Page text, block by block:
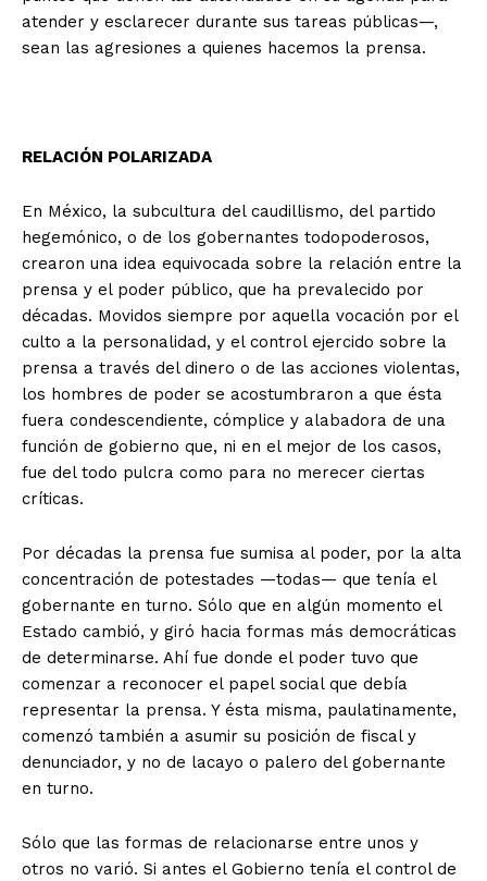
+ Todas las formas de lucha, potencialmente enlazadas
atender y esclarecer durante sus tareas públicas—,
sean las agresiones a quienes hacemos la prensa.
RELACIÓN POLARIZADA
En México, la subcultura del caudillismo, del partido
hegemónico, o de los gobernantes todopoderosos,
crearon una idea equivocada sobre la relación entre la
prensa y el poder público, que ha prevalecido por
décadas. Movidos siempre por aquella vocación por el
culto a la personalidad, y el control ejercido sobre la
prensa a través del dinero o de las acciones violentas,
los hombres de poder se acostumbraron a que ésta
fuera condescendiente, cómplice y alabadora de una
función de gobierno que, ni en el mejor de los casos,
fue del todo pulcra como para no merecer ciertas
críticas.
Por décadas la prensa fue sumisa al poder, por la alta
concentración de potestades —todas— que tenía el
gobernante en turno. Sólo que en algún momento el
Estado cambió, y giró hacia formas más democráticas
de determinarse. Ahí fue donde el poder tuvo que
comenzar a reconocer el papel social que debía
representar la prensa. Y ésta misma, paulatinamente,
comenzó también a asumir su posición de fiscal y
denunciador, y no de lacayo o palero del gobernante
en turno.
Sólo que las formas de relacionarse entre unos y
otros no varió. Si antes el Gobierno tenía el control de